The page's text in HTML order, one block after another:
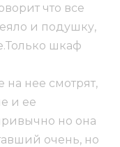
что все
и подушку,
шкаф
на нее смотрят,
и ее
но она
очень, но